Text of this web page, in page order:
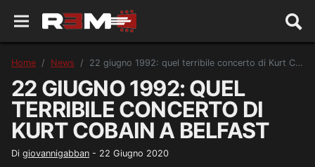
Home News 22 giugno 1992: quel terribile concerto di Kurt Cobain a Belfast
22 GIUGNO 1992: QUEL
TERRIBILE CONCERTO DI
KURT COBAIN A BELFAST
Di giovannigabban - 22 Giugno 2020